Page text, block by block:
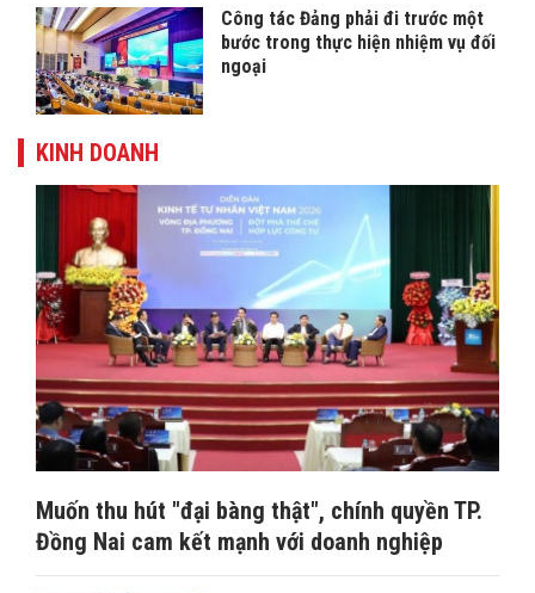
Công tác Đảng phải đi trước một
bước trong thực hiện nhiệm vụ đối
ngoại
KINH DOANH
Muốn thu hút "đại bàng thật", chính quyền TP.
Đồng Nai cam kết mạnh với doanh nghiệp